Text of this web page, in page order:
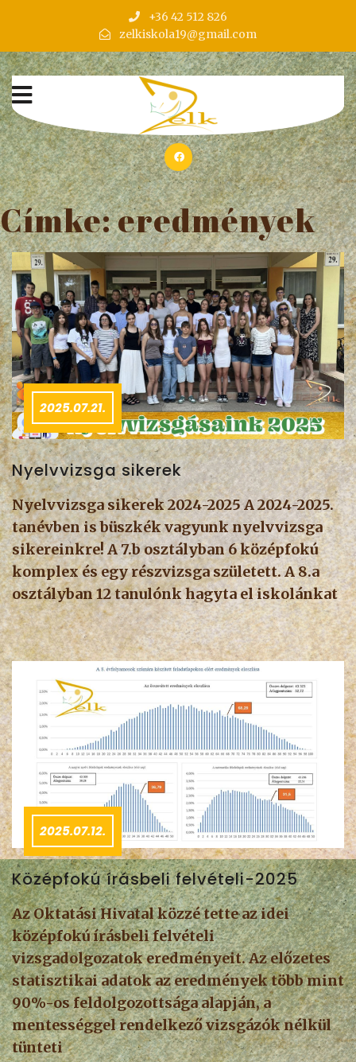
+36 42 512 826
zelkiskola19@gmail.com
Címke:eredmények
2025.07.21.
Nyelvvizsga sikerek
Nyelvvizsga sikerek 2024-2025 A 2024-2025.
tanévben is büszkék vagyunk nyelvvizsga
sikereinkre! A 7.b osztályban 6 középfokú
komplex és egy részvizsga született. A 8.a
osztályban 12 tanulónk hagyta el iskolánkat
2025.07.12.
Középfokú írásbeli felvételi-2025
Az Oktatási Hivatal közzé tette az idei
középfokú írásbeli felvételi
vizsgadolgozatok eredményeit. Az előzetes
statisztikai adatok az eredmények több mint
90%-os feldolgozottsága alapján, a
mentességgel rendelkező vizsgázók nélkül
tünteti